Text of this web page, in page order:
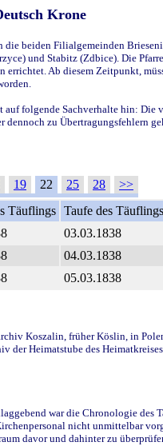
Krone
beiden Filialgemeinden
und Stabitz (Zdbice). Die
Ab diesem Zeitpunkt,
auf folgende Sachverhalte hin:
zu Übertragungsfehlern
19 22 25 28
>>
Täuflings Taufe des Täuflings
03.03.1838
04.03.1838
05.03.1838
Koszalin, früher Köslin, in
der Heimatstube des
war die Chronologie
nicht unmittelbar
davor und dahinter zu